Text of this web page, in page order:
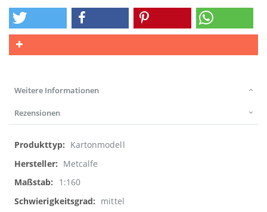
Weitere Informationen
Rezensionen
Weitere
Informationen
Kartonmodell
Metcalfe
1:160
mittel